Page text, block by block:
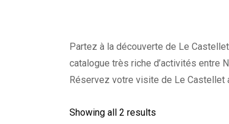
Partez à la découverte de Le
catalogue très riche d’activités entre
Réservez votre visite de Le Castellet
Showing all 2 results